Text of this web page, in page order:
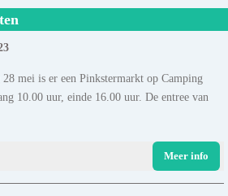
mei is er een Pinkstermarkt op Camping
10.00 uur, einde 16.00 uur. De entree van
Meer info